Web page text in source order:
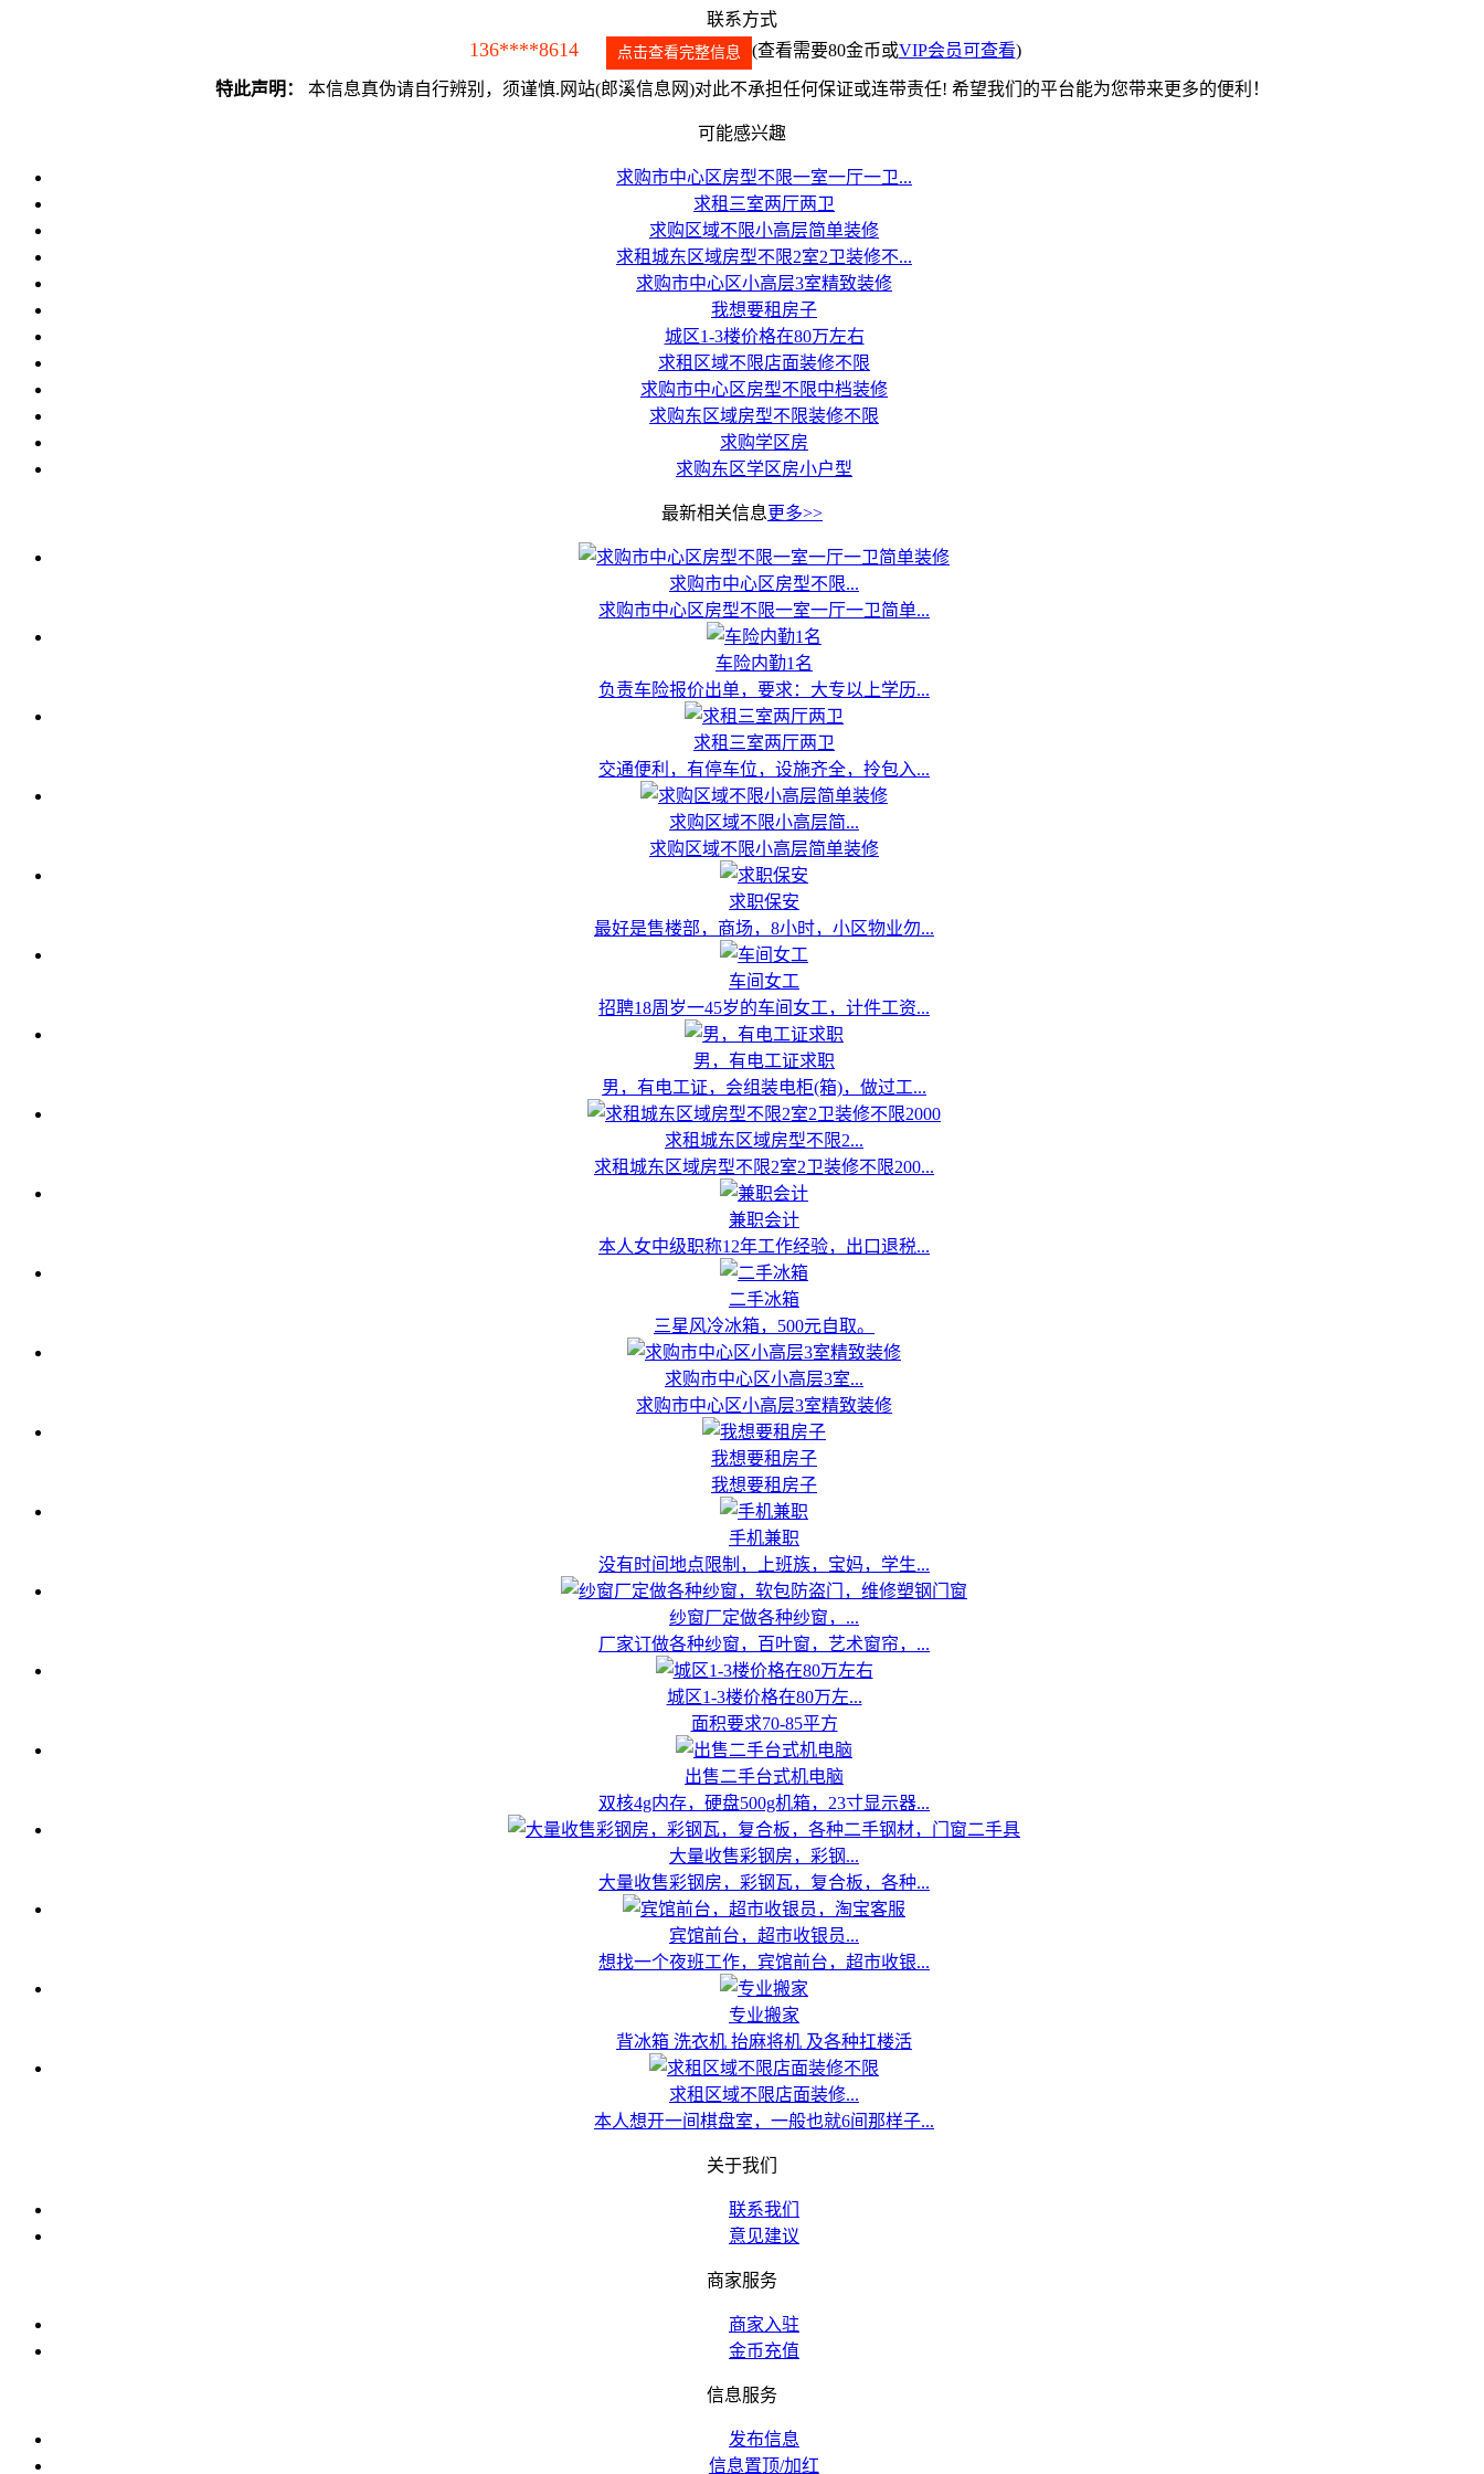
联系方式
136****8614 点击查看完整信息 (查看需要80金币或VIP会员可查看)
特此声明： 本信息真伪请自行辨别，须谨慎.网站(郎溪信息网)对此不承担任何保证或连带责任! 希望我们的平台能为您带来更多的便利！
可能感兴趣
求购市中心区房型不限一室一厅一卫...
求租三室两厅两卫
求购区域不限小高层简单装修
求租城东区域房型不限2室2卫装修不...
求购市中心区小高层3室精致装修
我想要租房子
城区1-3楼价格在80万左右
求租区域不限店面装修不限
求购市中心区房型不限中档装修
求购东区域房型不限装修不限
求购学区房
求购东区学区房小户型
最新相关信息更多>>
求购市中心区房型不限...
求购市中心区房型不限一室一厅一卫简单...
车险内勤1名
负责车险报价出单，要求：大专以上学历...
求租三室两厅两卫
交通便利，有停车位，设施齐全，拎包入...
求购区域不限小高层简...
求购区域不限小高层简单装修
求职保安
最好是售楼部，商场，8小时，小区物业勿...
车间女工
招聘18周岁一45岁的车间女工，计件工资...
男，有电工证求职
男，有电工证，会组装电柜(箱)，做过工...
求租城东区域房型不限2...
求租城东区域房型不限2室2卫装修不限200...
兼职会计
本人女中级职称12年工作经验，出口退税...
二手冰箱
三星风冷冰箱，500元自取。
求购市中心区小高层3室...
求购市中心区小高层3室精致装修
我想要租房子
我想要租房子
手机兼职
没有时间地点限制，上班族，宝妈，学生...
纱窗厂定做各种纱窗，...
厂家订做各种纱窗，百叶窗，艺术窗帘，...
城区1-3楼价格在80万左...
面积要求70-85平方
出售二手台式机电脑
双核4g内存，硬盘500g机箱，23寸显示器...
大量收售彩钢房，彩钢...
大量收售彩钢房，彩钢瓦，复合板，各种...
宾馆前台，超市收银员...
想找一个夜班工作，宾馆前台，超市收银...
专业搬家
背冰箱 洗衣机 抬麻将机 及各种扛楼活
求租区域不限店面装修...
本人想开一间棋盘室，一般也就6间那样子...
关于我们
联系我们
意见建议
商家服务
商家入驻
金币充值
信息服务
发布信息
信息置顶/加红